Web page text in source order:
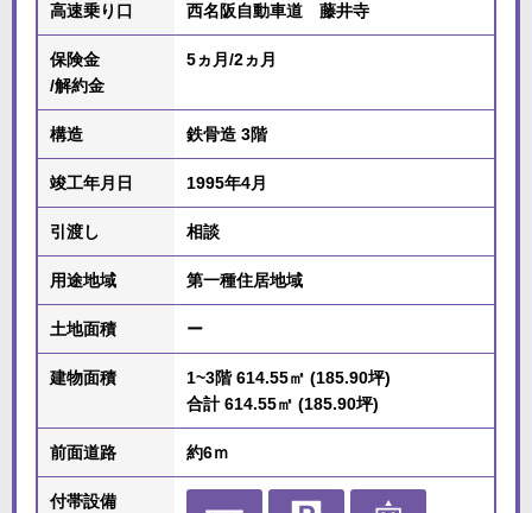
高速乗り口 西名阪自動車道 藤井寺
保険金
/解約金
5ヵ月/2ヵ月
構造 鉄骨造 3階
竣工年月日 1995年4月
引渡し 相談
用途地域 第一種住居地域
土地面積 ー
建物面積
1~3階 614.55㎡ (185.90坪)
合計 614.55㎡ (185.90坪)
前面道路 約6ｍ
付帯設備